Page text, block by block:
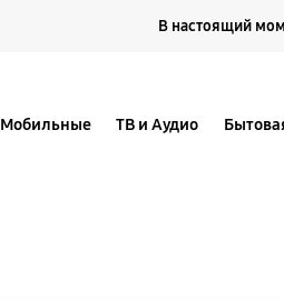
В настоящий
Мобильные ТВ и Аудио